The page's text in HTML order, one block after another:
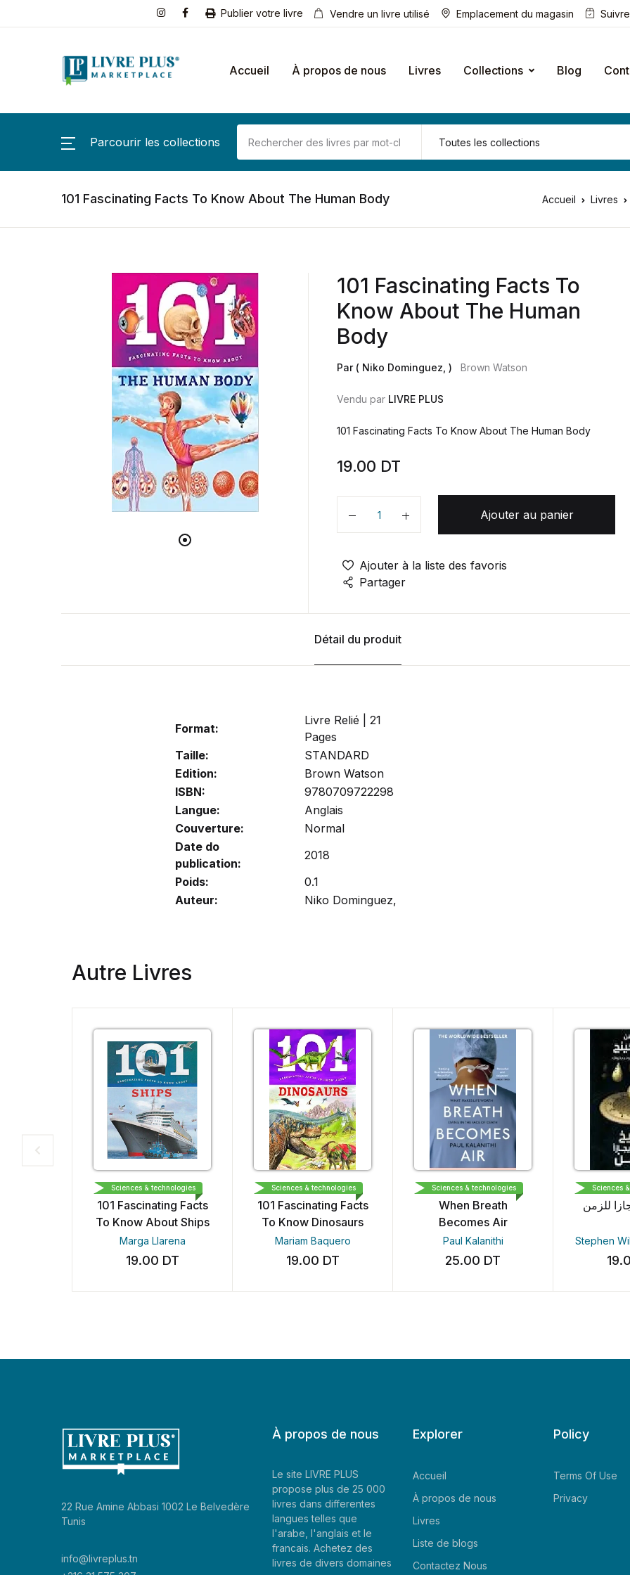
Publier votre livre Vendre un livre utilisé Emplacement du magasin
Accueil À propos de nous Livres Collections Blog
Parcourir les collections
101 Fascinating Facts To Know About The Human Body Accueil Livres
101 Fascinating Facts To
Know About The Human
Body
Par ( Niko Dominguez, ) Brown Watson
Vendu par LIVRE PLUS
101 Fascinating Facts To Know About The Human Body
19.00 DT
Quantité
Ajouter au panier
Ajouter à la liste des favoris
Partager
Détail du produit
Format:
Livre Relié | 21
Pages
Taille:
STANDARD
Edition:
Brown Watson
ISBN:
9780709722298
Langue:
Anglais
Couverture:
Normal
Date do
publication:
2018
Poids:
0.1
Auteur:
Niko Dominguez,
Autre Livres
BROWN WATSON
101 Fascinating Facts
To Know About Ships
Marga Llarena
19.00DT
Sciences & technologies BROWN WATSON
101 Fascinating Facts
To Know Dinosaurs
Mariam Baquero
19.00DT
Sciences & technologies VINTAGE
When Breath
Becomes Air
Paul Kalanithi
25.00DT
Sciences & technologies دار العين
إيجازا للزمن
Stephen William
19.00
Sciences &
22 Rue Amine Abbasi 1002 Le Belvedère
Tunis
info@livreplus.tn
À propos de nous
Le site LIVRE PLUS
propose plus de 25 000
livres dans differentes
langues telles que
l'arabe, l'anglais et le
francais. Achetez des
livres de divers domaines
Explorer
Accueil
À propos de nous
Livres
Liste de blogs
Contactez Nous
Policy
Terms Of Use
Privacy